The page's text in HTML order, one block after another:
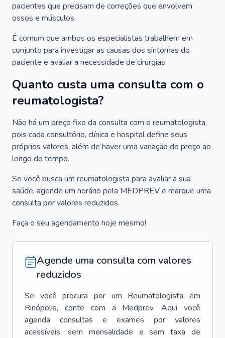
pacientes que precisam de correções que envolvem
ossos e músculos.
É comum que ambos os especialistas trabalhem em
conjunto para investigar as causas dos sintomas do
paciente e avaliar a necessidade de cirurgias.
Quanto custa uma consulta com o
reumatologista?
Não há um preço fixo da consulta com o reumatologista,
pois cada consultório, clínica e hospital define seus
próprios valores, além de haver uma variação do preço ao
longo do tempo.
Se você busca um reumatologista para avaliar a sua
saúde, agende um horário pela MEDPREV e marque uma
consulta por valores reduzidos.
Faça o seu agendamento hoje mesmo!
Agende uma consulta com valores
reduzidos
Se você procura por um Reumatologista em
Rinópolis, conte com a Medprev. Aqui você
agenda consultas e exames por valores
acessíveis, sem mensalidade e sem taxa de